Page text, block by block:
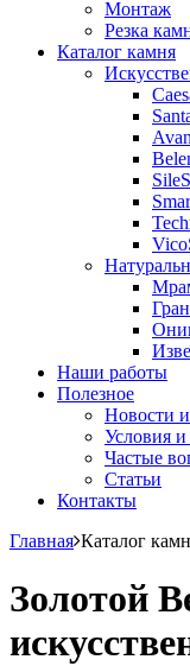
Монтаж
Резка
Каталог камня
Наши работы
Полезное
Новости
Условия
Частые
Статьи
Контакты
Главная Каталог
Золотой